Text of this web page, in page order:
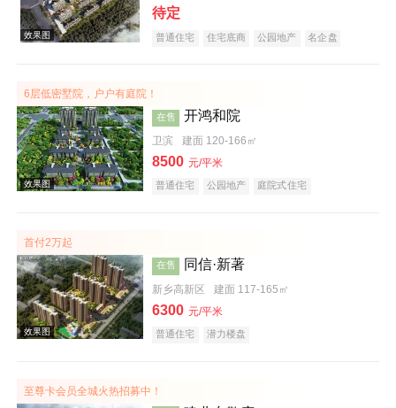
效果图
效果图
待定
普通住宅 住宅底商 公园地产 名企盘
6层低密墅院，户户有庭院！
在售 开鸿和院
卫滨 建面 120-166㎡
8500 元/平米
普通住宅 公园地产 庭院式住宅
首付2万起
在售 同信·新著
新乡高新区 建面 117-165㎡
6300 元/平米
普通住宅 潜力楼盘
至尊卡会员全城火热招募中！